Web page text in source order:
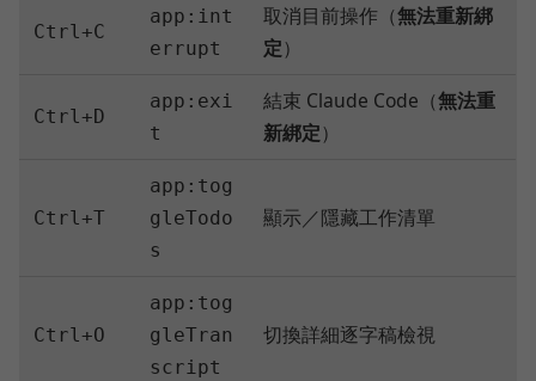
Ctrl+C
app:int
errupt
取消目前操作（無法重新綁
定）
Ctrl+D
app:exi
t
結束 Claude Code（無法重
新綁定）
Ctrl+T
app:tog
gleTodo
s
顯示／隱藏工作清單
Ctrl+O
app:tog
gleTran
script
切換詳細逐字稿檢視